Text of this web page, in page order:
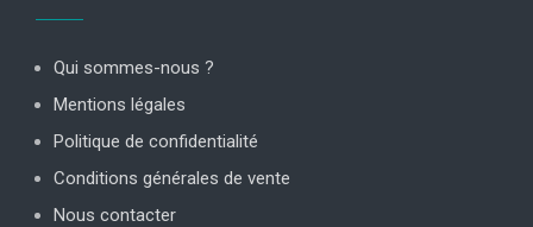
Qui sommes-nous ?
Mentions légales
Politique de confidentialité
Conditions générales de vente
Nous contacter